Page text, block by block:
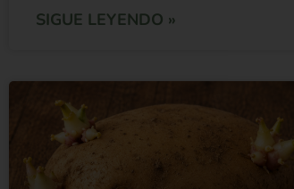
SIGUE LEYENDO »